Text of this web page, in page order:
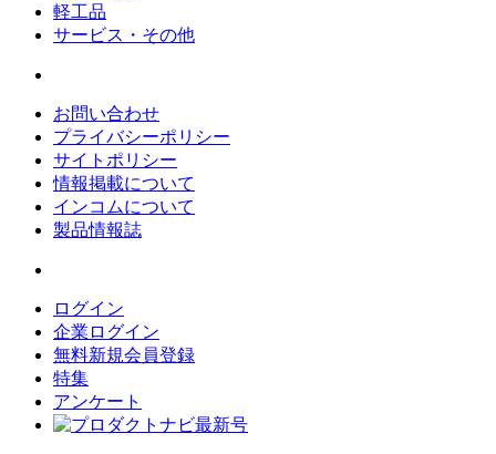
軽工品
サービス・その他
お問い合わせ
プライバシーポリシー
サイトポリシー
情報掲載について
インコムについて
製品情報誌
ログイン
企業ログイン
無料新規会員登録
特集
アンケート